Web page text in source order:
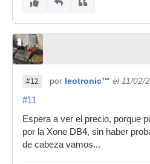
#12 por leotronic™ el 11/02/
#11
Espera a ver el precio, porque
por la Xone DB4, sin haber
de cabeza vamos...